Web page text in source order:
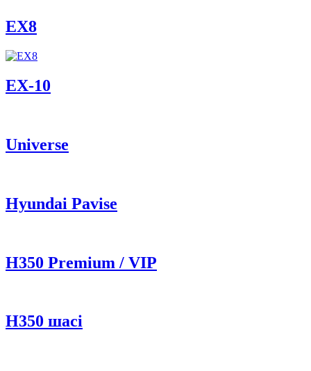
EX8
ЕХ-10
Universe
Hyundai Pavise
Н350 Premium / VIP
H350 шасі